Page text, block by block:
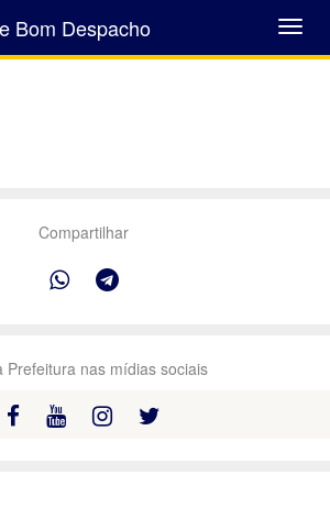
Abrir
Menu
Bom Despacho
Compartilhar
Prefeitura nas mídias sociais